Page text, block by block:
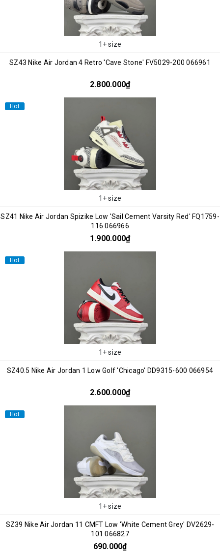
1+ size
SZ43 Nike Air Jordan 4 Retro 'Cave Stone' FV5029-200 066961
2.800.000₫
Hot
1+ size
SZ41 Nike Air Jordan Spizike Low 'Sail Cement Varsity Red' FQ1759-
116 066966
1.900.000₫
Hot
1+ size
SZ40.5 Nike Air Jordan 1 Low Golf 'Chicago' DD9315-600 066954
2.600.000₫
Hot
1+ size
SZ39 Nike Air Jordan 11 CMFT Low 'White Cement Grey' DV2629-
101 066827
690.000₫